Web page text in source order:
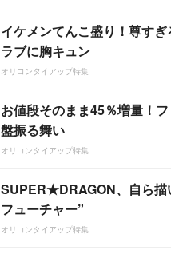
イケメンてんこ盛り！尊す
ラブに胸キュン
オリコンタイアップ特集
お値段そのまま45％増量！
盤振る舞い
オリコンタイアップ特集
SUPER★DRAGON、自ら描
フューチャー”
オリコンタイアップ特集